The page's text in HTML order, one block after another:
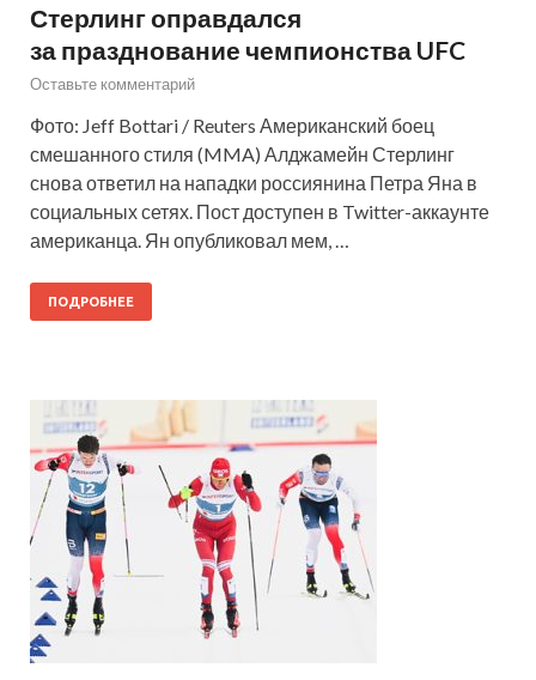
Стерлинг оправдался
за празднование чемпионства UFC
Оставьте комментарий
Фото: Jeff Bottari / Reuters Американский боец
смешанного стиля (MMA) Алджамейн Стерлинг
снова ответил на нападки россиянина Петра Яна в
социальных сетях. Пост доступен в Twitter-аккаунте
американца. Ян опубликовал мем, …
ПОДРОБНЕЕ